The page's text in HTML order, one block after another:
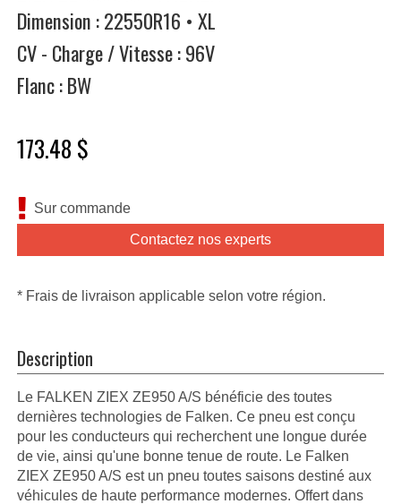
Dimension : 22550R16 • XL
CV - Charge / Vitesse : 96V
Flanc : BW
173.48 $
Sur commande
Contactez nos experts
* Frais de livraison applicable selon votre région.
Description
Le FALKEN ZIEX ZE950 A/S bénéficie des toutes
dernières technologies de Falken. Ce pneu est conçu
pour les conducteurs qui recherchent une longue durée
de vie, ainsi qu'une bonne tenue de route. Le Falken
ZIEX ZE950 A/S est un pneu toutes saisons destiné aux
véhicules de haute performance modernes. Offert dans